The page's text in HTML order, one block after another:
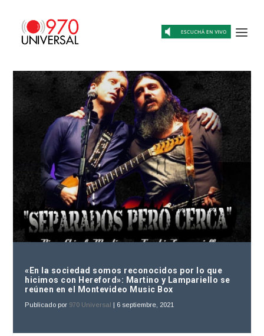
«En la sociedad somos reconocidos por lo que
hicimos con Hereford»: Martino y Lampariello se
reúnen en el Montevideo Music Box
Publicado por 970 Universal | 6 septiembre, 2021